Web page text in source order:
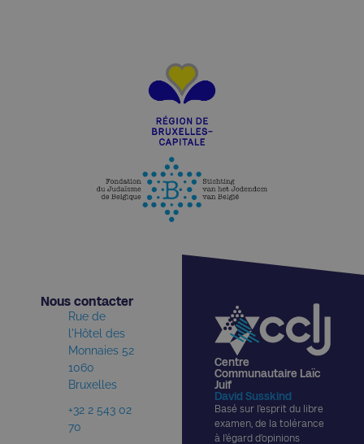
Centre
Communautaire Laïc
Juif
David Susskind
Basé sur l’esprit du libre
examen, de la tolérance
à l’égard d’opinions
Nous contacter​
Rue de
l'Hôtel des
Monnaies 52
1060
Bruxelles
+32 2 543 02
70